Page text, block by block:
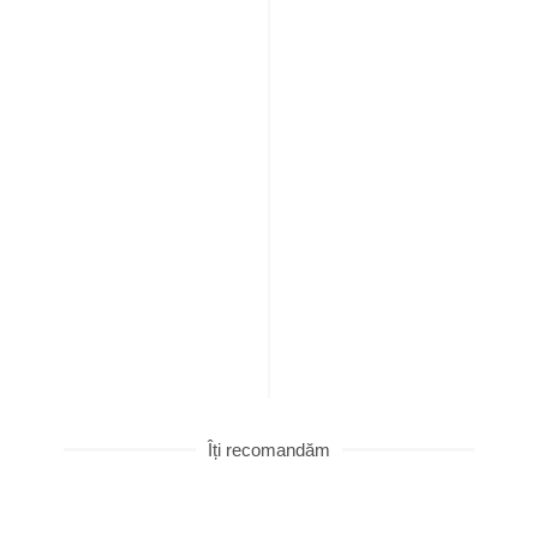
Îți recomandăm